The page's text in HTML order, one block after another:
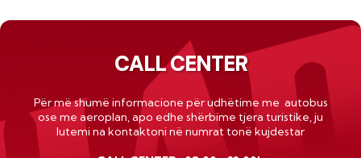
CALL CENTER
Për më shumë informacione për udhëtime me autobus
ose me aeroplan, apo edhe shërbime tjera turistike, ju
lutemi na kontaktoni në numrat tonë kujdestar